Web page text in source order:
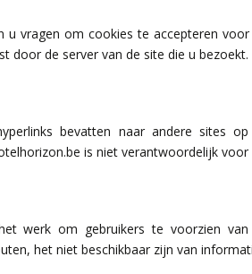
u vragen om cookies te accepteren
door de server van de site die u bezoekt.
bevatten naar andere sites
is niet verantwoordelijk voor
werk om gebruikers te voorzien
het niet beschikbaar zijn van